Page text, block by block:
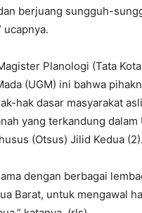
berjuang sungguh-
ucapnya.
Planologi (Tata
(UGM) ini bahwa
hak dasar masyarakat
yang terkandung dalam
(Otsus) Jilid Kedua (2).
dengan berbagai
Barat, untuk mengawal